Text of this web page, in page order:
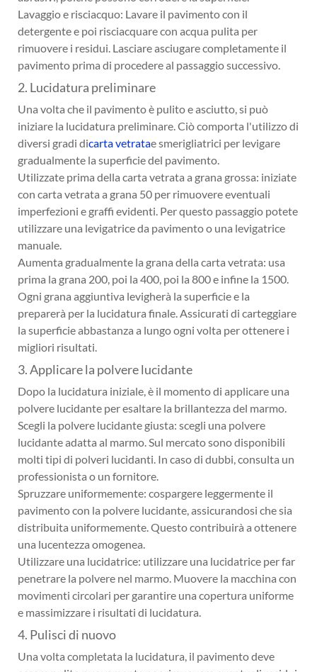
Lavaggio e risciacquo: Lavare il pavimento con il
detergente e poi risciacquare con acqua pulita per
rimuovere i residui. Lasciare asciugare completamente il
pavimento prima di procedere al passaggio successivo.
2. Lucidatura preliminare
Una volta che il pavimento è pulito e asciutto, si può
iniziare la lucidatura preliminare. Ciò comporta l'utilizzo di
diversi gradi dicarta vetratae smerigliatrici per levigare
gradualmente la superficie del pavimento.
Utilizzate prima della carta vetrata a grana grossa: iniziate
con carta vetrata a grana 50 per rimuovere eventuali
imperfezioni e graffi evidenti. Per questo passaggio potete
utilizzare una levigatrice da pavimento o una levigatrice
manuale.
Aumenta gradualmente la grana della carta vetrata: usa
prima la grana 200, poi la 400, poi la 800 e infine la 1500.
Ogni grana aggiuntiva levigherà la superficie e la
preparerà per la lucidatura finale. Assicurati di carteggiare
la superficie abbastanza a lungo ogni volta per ottenere i
migliori risultati.
3. Applicare la polvere lucidante
Dopo la lucidatura iniziale, è il momento di applicare una
polvere lucidante per esaltare la brillantezza del marmo.
Scegli la polvere lucidante giusta: scegli una polvere
lucidante adatta al marmo. Sul mercato sono disponibili
molti tipi di polveri lucidanti. In caso di dubbi, consulta un
professionista o un fornitore.
Spruzzare uniformemente: cospargere leggermente il
pavimento con la polvere lucidante, assicurandosi che sia
distribuita uniformemente. Questo contribuirà a ottenere
una lucentezza omogenea.
Utilizzare una lucidatrice: utilizzare una lucidatrice per far
penetrare la polvere nel marmo. Muovere la macchina con
movimenti circolari per garantire una copertura uniforme
e massimizzare i risultati di lucidatura.
4. Pulisci di nuovo
Una volta completata la lucidatura, il pavimento deve